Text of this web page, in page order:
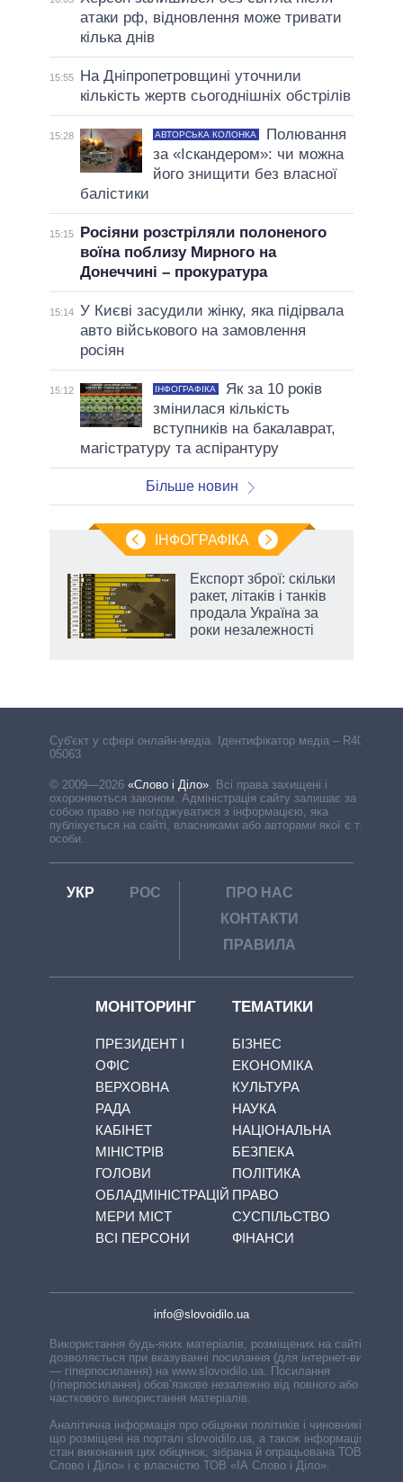
атаки рф, відновлення може тривати
кілька днів
15:55
На Дніпропетровщині уточнили
кількість жертв сьогоднішніх обстрілів
15:28 АВТОРСЬКА КОЛОНКА
Полювання
за «Іскандером»: чи можна
його знищити без власної
балістики
15:15
Росіяни розстріляли полоненого
воїна поблизу Мирного на
Донеччині – прокуратура
15:14 У Києві засудили жінку, яка підірвала
авто військового на замовлення
росіян
15:12 ІНФОГРАФІКА
Як за 10 років
змінилася кількість
вступників на бакалаврат,
магістратуру та аспірантуру
Більше новин
ІНФОГРАФІКА
Експорт зброї: скільки
ракет, літаків і танків
продала Україна за
роки незалежності
Cуб'єкт у сфері онлайн-медіа. Ідентифікатор медіа – R40-
05063
© 2009—2026 «Слово і Діло». Всі права захищені і
охороняються законом. Адміністрація сайту залишає за
собою право не погоджуватися з інформацією, яка
публікується на сайті, власниками або авторами якої є треті
особи.
УКР РОС
ПРО НАС
КОНТАКТИ
ПРАВИЛА
МОНІТОРИНГ
ПРЕЗИДЕНТ І
ОФІС
ВЕРХОВНА
РАДА
КАБІНЕТ
МІНІСТРІВ
ГОЛОВИ
ОБЛАДМІНІСТРАЦІЙ
МЕРИ МІСТ
ВСІ ПЕРСОНИ
ТЕМАТИКИ
БІЗНЕС
ЕКОНОМІКА
КУЛЬТУРА
НАУКА
НАЦІОНАЛЬНА
БЕЗПЕКА
ПОЛІТИКА
ПРАВО
СУСПІЛЬСТВО
ФІНАНСИ
info@slovoidilo.ua
Використання будь-яких матеріалів, розміщених на сайті,
дозволяється при вказуванні посилання (для інтернет-видань
— гіперпосилання) на www.slovoidilo.ua. Посилання
(гіперпосилання) обов’язкове незалежно від повного або
часткового використання матеріалів.
Аналітична інформація про обіцянки політиків і чиновників,
що розміщені на порталі slovoidilo.ua, а також інформація про
стан виконання цих обіцянок, зібрана й опрацьована ТОВ «ІА
Слово і Діло» і є власністю ТОВ «ІА Слово і Діло».